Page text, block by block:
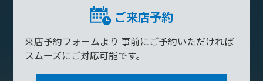
ご来店予約
来店予約フォームより 事前にご予約いただければ
スムーズにご対応可能です。